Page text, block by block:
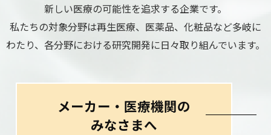
新しい医療の可能性を追求する企業です。
私たちの対象分野は再生医療、医薬品、化粧品など多岐に
わたり、各分野における研究開発に日々取り組んでいます。
メーカー・医療機関の
みなさまへ